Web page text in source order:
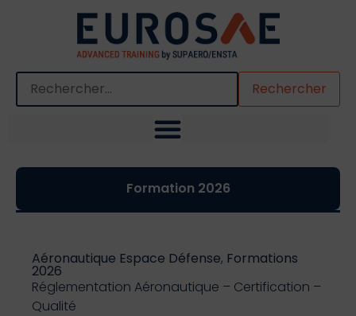
Quand les résultats de l'auto-complétion sont
Formation 2026
Aéronautique Espace Défense, Formations
2026
Réglementation Aéronautique – Certification –
Qualité